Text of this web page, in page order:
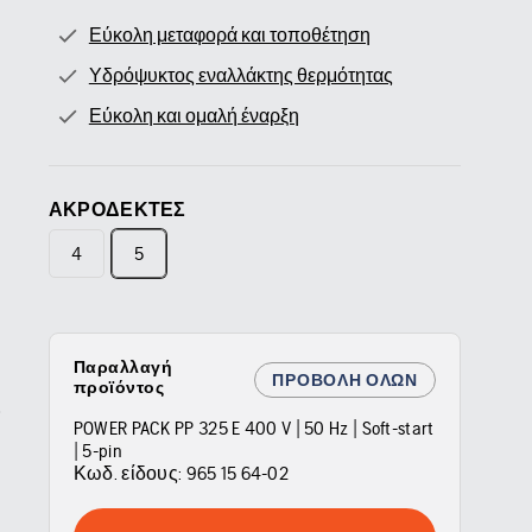
Εύκολη μεταφορά και τοποθέτηση
Υδρόψυκτος εναλλάκτης θερμότητας
Εύκολη και ομαλή έναρξη
ΑΚΡΟΔΈΚΤΕΣ
4
5
Παραλλαγή
προϊόντος
ΠΡΟΒΟΛΉ ΌΛΩΝ
POWER PACK PP 325 E 400 V | 50 Hz | Soft-start
| 5-pin
Κωδ. είδους: 965 15 64‑02